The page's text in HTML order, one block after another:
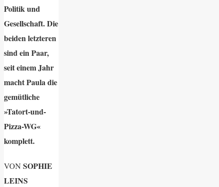
Politik und
Gesellschaft. Die
beiden letzteren
sind ein Paar,
seit einem Jahr
macht Paula die
gemütliche
»Tatort-und-
Pizza-WG«
komplett.
VON SOPHIE
LEINS